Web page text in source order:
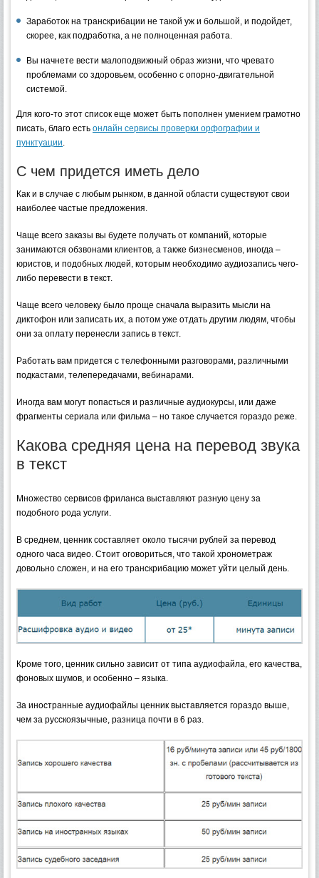
Заработок на транскрибации не такой уж и большой, и подойдет,
скорее, как подработка, а не полноценная работа.
Вы начнете вести малоподвижный образ жизни, что чревато
проблемами со здоровьем, особенно с опорно-двигательной
системой.
Для кого-то этот список еще может быть пополнен умением грамотно
писать, благо есть онлайн сервисы проверки орфографии и
пунктуации.
С чем придется иметь дело
Как и в случае с любым рынком, в данной области существуют свои
наиболее частые предложения.
Чаще всего заказы вы будете получать от компаний, которые
занимаются обзвонами клиентов, а также бизнесменов, иногда –
юристов, и подобных людей, которым необходимо аудиозапись чего-
либо перевести в текст.
Чаще всего человеку было проще сначала выразить мысли на
диктофон или записать их, а потом уже отдать другим людям, чтобы
они за оплату перенесли запись в текст.
Работать вам придется с телефонными разговорами, различными
подкастами, телепередачами, вебинарами.
Иногда вам могут попасться и различные аудиокурсы, или даже
фрагменты сериала или фильма – но такое случается гораздо реже.
Какова средняя цена на перевод звука
в текст
Множество сервисов фриланса выставляют разную цену за
подобного рода услуги.
В среднем, ценник составляет около тысячи рублей за перевод
одного часа видео. Стоит оговориться, что такой хронометраж
довольно сложен, и на его транскрибацию может уйти целый день.
Кроме того, ценник сильно зависит от типа аудиофайла, его качества,
фоновых шумов, и особенно – языка.
За иностранные аудиофайлы ценник выставляется гораздо выше,
чем за русскоязычные, разница почти в 6 раз.